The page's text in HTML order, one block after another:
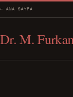
← ANA SAYFA
Dr. M.